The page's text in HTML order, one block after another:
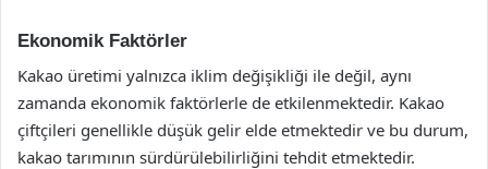
Ekonomik Faktörler
Kakao üretimi yalnızca iklim değişikliği ile değil, aynı
zamanda ekonomik faktörlerle de etkilenmektedir. Kakao
çiftçileri genellikle düşük gelir elde etmektedir ve bu durum,
kakao tarımının sürdürülebilirliğini tehdit etmektedir.